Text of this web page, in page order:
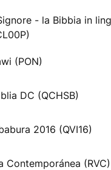
- la Bibbia in
(PON)
DC (QCHSB)
2016 (QVI16)
Contemporánea (RVC)